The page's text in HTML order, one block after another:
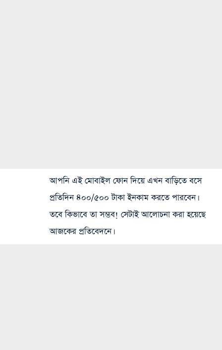
আপনি এই মোবাইল ফোন দিয়ে এখন বাড়িতে বসে
প্রতিদিন ৪০০/৫০০ টাকা ইনকাম করতে পারবেন।
তবে কিভাবে তা সম্ভব! সেটাই আলোচনা করা হয়েছে
আজকের প্রতিবেদনে।